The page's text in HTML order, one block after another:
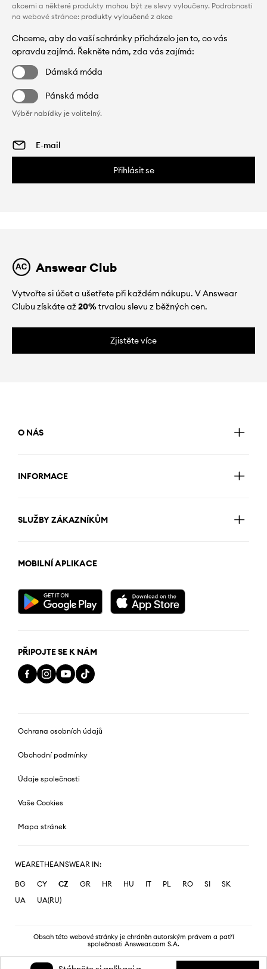
akcemi a některé produkty mohou být ze slevy vyloučeny. Podrobnosti
na webové stránce: produkty vyloučené z akce
Chceme, aby do vaší schránky přicházelo jen to, co vás
opravdu zajímá. Řekněte nám, zda vás zajímá:
Dámská móda
Pánská móda
Výběr nabídky je volitelný.
Přihlásit se
Answear Club
Vytvořte si účet a ušetřete při každém nákupu. V Answear
Clubu získáte až20%trvalou slevu z běžných cen.
Zjistěte více
O NÁS
INFORMACE
SLUŽBY ZÁKAZNÍKŮM
MOBILNÍ APLIKACE
PŘIPOJTE SE K NÁM
Ochrana osobních údajů
Obchodní podmínky
Údaje společnosti
Vaše Cookies
Mapa stránek
WEARETHEANSWEAR IN:
BG CY CZ GR HR HU IT PL RO SI
SK
UA
UA(RU)
Obsah této webové stránky je chráněn autorským právem a patří
společnosti Answear.com S.A.